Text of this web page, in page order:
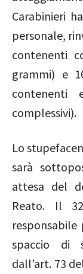
Carabinieri
personale,
contenenti
grammi) e
contenenti
complessivi).
Lo
sarà
attesa del
Reato. Il
spaccio di
dall’art. 73